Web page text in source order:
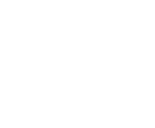
경리만의 매력? 6개월 이내 창업 사업주라면